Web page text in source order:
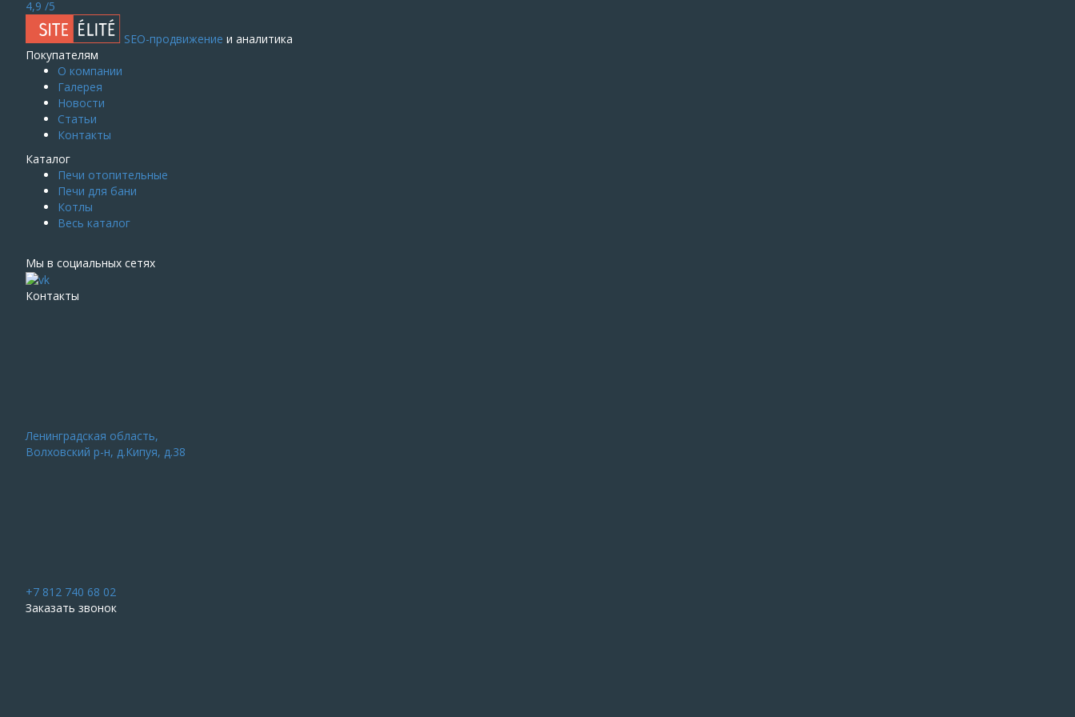
4,9 /5
SEO-продвижение и аналитика
Покупателям
О компании
Галерея
Новости
Статьи
Контакты
Каталог
Печи отопительные
Печи для бани
Котлы
Весь каталог
Мы в социальных сетях
Контакты
Ленинградская область,
Волховский р-н, д.Кипуя, д.38
+7 812 740 68 02
Заказать звонок